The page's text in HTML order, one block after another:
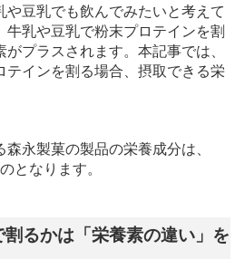
豆乳でも飲んでみたいと考えて
牛乳や豆乳で粉末プロテインを割
プラスされます。本記事では、
テインを割る場合、摂取できる栄
永製菓の製品の栄養成分は、
となります。
るかは「栄養素の違い」を